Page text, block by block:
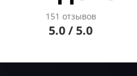
151 отзывов
5.0 / 5.0